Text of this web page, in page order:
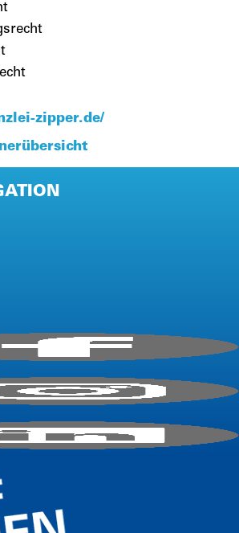
zipper.de/
6503670